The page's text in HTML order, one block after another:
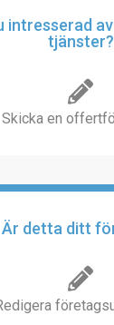
intresserad
tjänster?
Skicka en
Är detta ditt